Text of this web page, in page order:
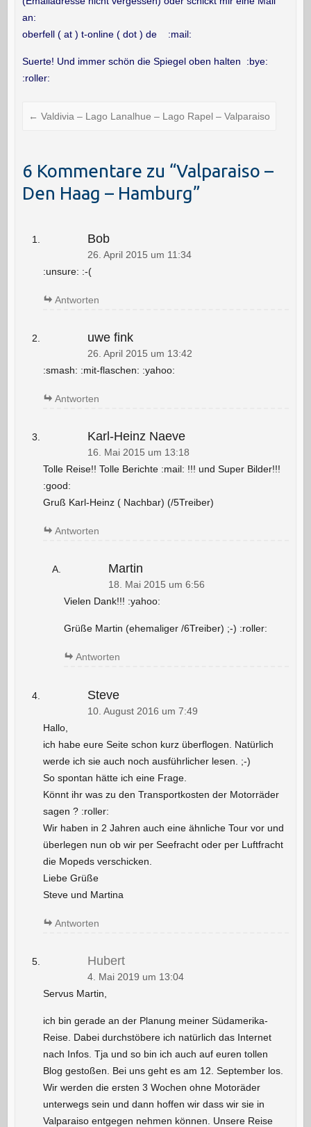
an:
oberfell ( at ) t-online ( dot ) de :mail:
Suerte! Und immer schön die Spiegel oben halten :bye:
:roller:
← Valdivia – Lago Lanalhue – Lago Rapel – Valparaiso
6 Kommentare zu “Valparaiso –
Den Haag – Hamburg”
Bob
26. April 2015 um 11:34
:unsure: :-(
Antworten
uwe fink
26. April 2015 um 13:42
:smash: :mit-flaschen: :yahoo:
Antworten
Karl-Heinz Naeve
16. Mai 2015 um 13:18
Tolle Reise!! Tolle Berichte :mail: !!! und Super Bilder!!!
:good:
Gruß Karl-Heinz ( Nachbar) (/5Treiber)
Antworten
Martin
18. Mai 2015 um 6:56
Vielen Dank!!! :yahoo:
Grüße Martin (ehemaliger /6Treiber) ;-) :roller:
Antworten
Steve
10. August 2016 um 7:49
Hallo,
ich habe eure Seite schon kurz überflogen. Natürlich
werde ich sie auch noch ausführlicher lesen. ;-)
So spontan hätte ich eine Frage.
Könnt ihr was zu den Transportkosten der Motorräder
sagen ? :roller:
Wir haben in 2 Jahren auch eine ähnliche Tour vor und
überlegen nun ob wir per Seefracht oder per Luftfracht
die Mopeds verschicken.
Liebe Grüße
Steve und Martina
Antworten
Hubert
4. Mai 2019 um 13:04
Servus Martin,
ich bin gerade an der Planung meiner Südamerika-
Reise. Dabei durchstöbere ich natürlich das Internet
nach Infos. Tja und so bin ich auch auf euren tollen
Blog gestoßen. Bei uns geht es am 12. September los.
Wir werden die ersten 3 Wochen ohne Motoräder
unterwegs sein und dann hoffen wir dass wir sie in
Valparaiso entgegen nehmen können. Unsere Reise